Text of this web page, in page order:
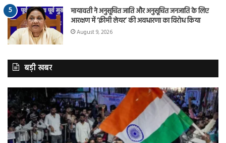
मायावती ने अनुसूचित जाति और अनुसूचित जनजाति के लिए
आरक्षण में ‘क्रीमी लेयर’ की अवधारणा का विरोध किया
August 9, 2026
बड़ी खबर